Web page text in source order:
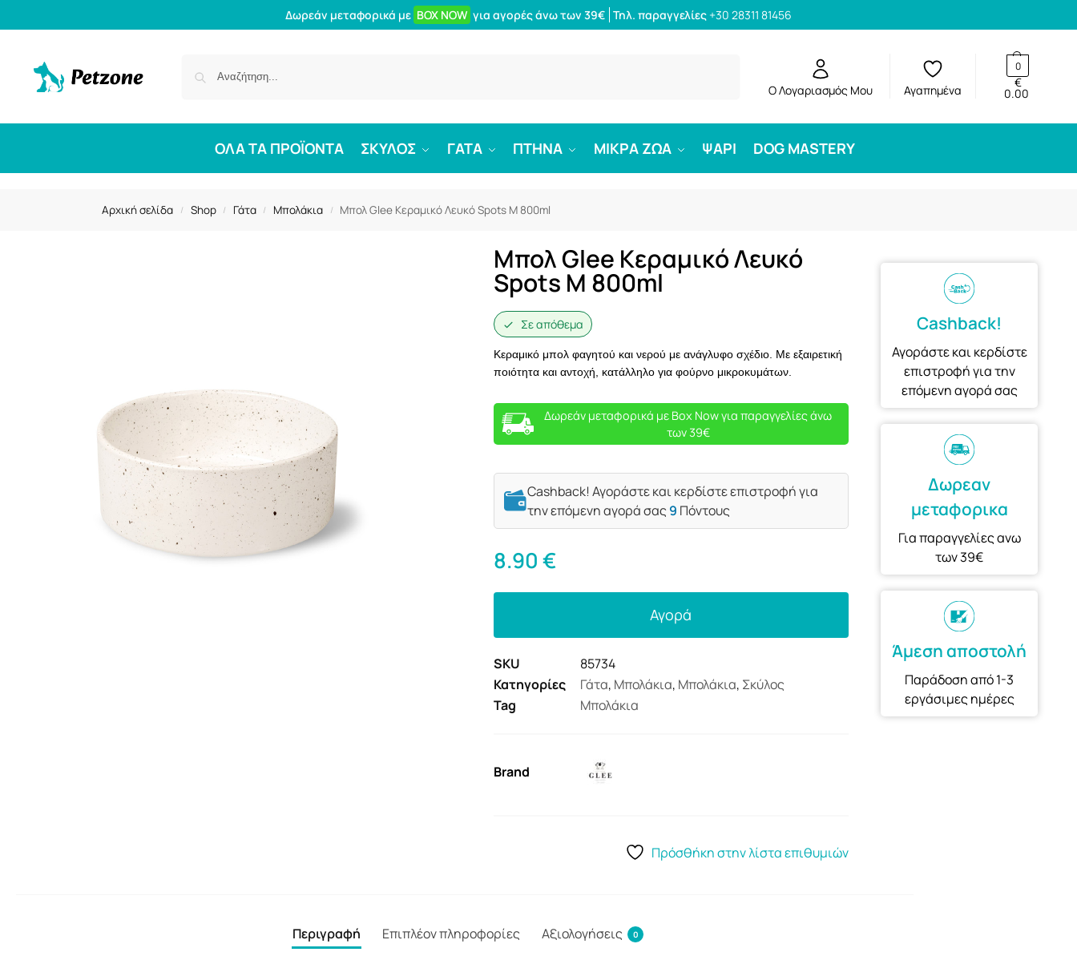
Δωρεάν μεταφορικά με BOX NOW για αγορές άνω των 39€ Τηλ. παραγγελίες +30 28311 81456
Ο Λογαριασμός Μου Αγαπημένα 0.00
€
0
ΟΛΑ ΤΑ ΠΡΟΪΟΝΤΑ ΣΚΥΛΟΣ ΓΑΤΑ ΠΤΗΝΑ ΜΙΚΡΑ ΖΩΑ ΨΑΡΙ DOG MASTERY
Αρχική σελίδα / Shop / Γάτα / Μπολάκια / Μπολ Glee Κεραμικό Λευκό Spots M 800ml
Μπολ Glee Κεραμικό Λευκό
Spots M 800ml
Σε απόθεμα
Κεραμικό μπολ φαγητού και νερού με ανάγλυφο σχέδιο. Με εξαιρετική
ποιότητα και αντοχή, κατάλληλο για φούρνο μικροκυμάτων.
Δωρεάν μεταφορικά με Box Now για παραγγελίες άνω
των 39€
Cashback! Αγοράστε και κερδίστε επιστροφή για
την επόμενη αγορά σας9 Πόντους
8.90€
Αγορά
SKU
85734
Κατηγορίες
Γάτα, Μπολάκια, Μπολάκια, Σκύλος
Tag
Μπολάκια
Brand
Πρόσθήκη στην λίστα επιθυμιών
Cashback!
Αγοράστε και κερδίστε
επιστροφή για την
επόμενη αγορά σας
Δωρεαν
μεταφορικα
Για παραγγελίες ανω
των 39€
Άμεση αποστολή
Παράδοση από 1-3
εργάσιμες ημέρες
Περιγραφή Επιπλέον πληροφορίες Αξιολογήσεις 0